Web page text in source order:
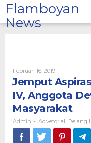
Lewati
ke
konten
Flamboyan
News
Februari 16, 2019Oleh
Admin
Jemput
IV, Anggota
Masyarakat
Admin - Advetorial Rejang